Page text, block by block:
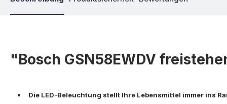
"Bosch GSN58EWDV
Die LED-Beleuchtung stellt Ihre Lebensmittel immer ins